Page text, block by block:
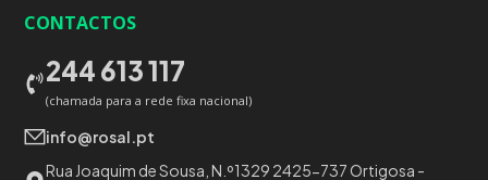
CONTACTOS
244 613 117
(chamada para a rede fixa nacional)
info@rosal.pt
Rua Joaquim de Sousa, N.º1329 2425-737 Ortigosa -